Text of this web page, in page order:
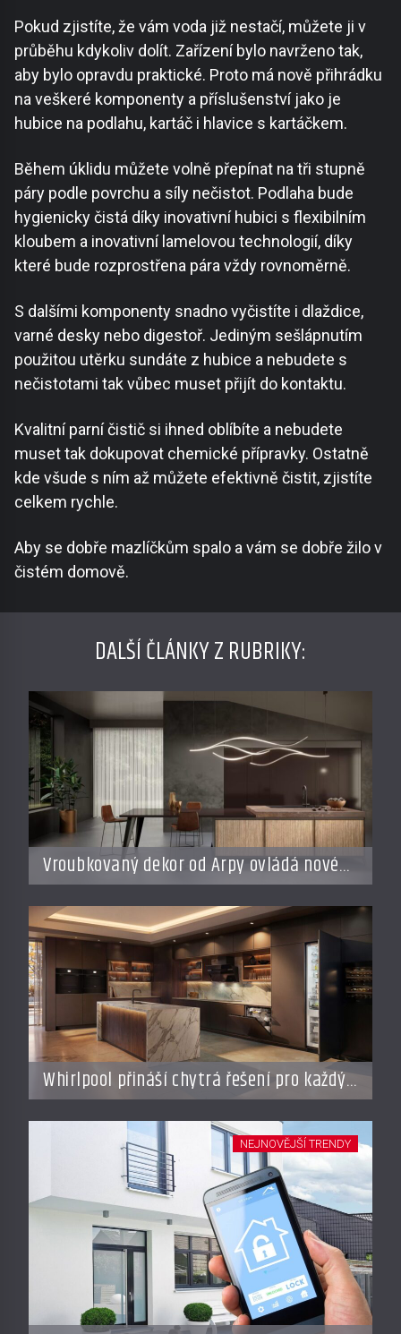
Pokud zjistíte, že vám voda již nestačí, můžete ji v
průběhu kdykoliv dolít. Zařízení bylo navrženo tak,
aby bylo opravdu praktické. Proto má nově přihrádku
na veškeré komponenty a příslušenství jako je
hubice na podlahu, kartáč i hlavice s kartáčkem.
Během úklidu můžete volně přepínat na tři stupně
páry podle povrchu a síly nečistot. Podlaha bude
hygienicky čistá díky inovativní hubici s flexibilním
kloubem a inovativní lamelovou technologií, díky
které bude rozprostřena pára vždy rovnoměrně.
S dalšími komponenty snadno vyčistíte i dlaždice,
varné desky nebo digestoř. Jediným sešlápnutím
použitou utěrku sundáte z hubice a nebudete s
nečistotami tak vůbec muset přijít do kontaktu.
Kvalitní parní čistič si ihned oblíbíte a nebudete
muset tak dokupovat chemické přípravky. Ostatně
kde všude s ním až můžete efektivně čistit, zjistíte
celkem rychle.
Aby se dobře mazlíčkům spalo a vám se dobře žilo v
čistém domově.
DALŠÍ ČLÁNKY Z RUBRIKY:
Vroubkovaný dekor od Arpy ovládá nové
interiéry
Whirlpool přináší chytrá řešení pro každý
styl vaření
NEJNOVĚJŠÍ TRENDY